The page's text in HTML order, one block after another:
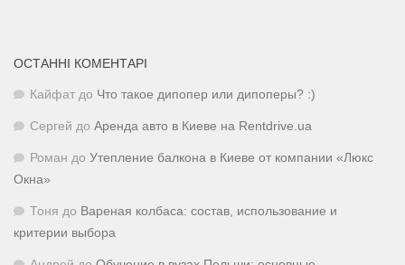
ОСТАННІ КОМЕНТАРІ
Кайфат до Что такое дипопер или дипоперы? :)
Сергей до Аренда авто в Киеве на Rentdrive.ua
Роман до Утепление балкона в Киеве от компании «Люкс
Окна»
Тоня до Вареная колбаса: состав, использование и
критерии выбора